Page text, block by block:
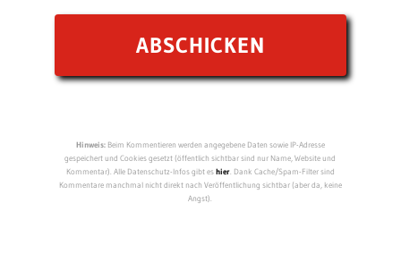
Hinweis:Beim Kommentieren werden angegebene Daten sowie IP-Adresse
gespeichert und Cookies gesetzt (öffentlich sichtbar sind nur Name, Website und
Kommentar). Alle Datenschutz-Infos gibt eshier. Dank Cache/Spam-Filter sind
Kommentare manchmal nicht direkt nach Veröffentlichung sichtbar (aber da, keine
Angst).